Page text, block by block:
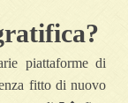
piattaforme di
fitto di nuovo